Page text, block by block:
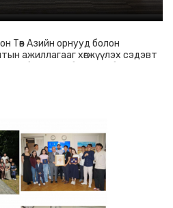
Төв Азийн орнууд болон
ажиллагааг хөгжүүлэх сэдэвт